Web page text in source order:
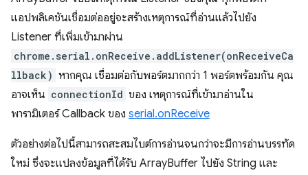
แอปพลิเคชันเชื่อมต่ออยู่จะสร้างเหตุการณ์ที่อ่านแล้วไปยัง
Listener ที่เพิ่มเข้ามาผ่าน
chrome.serial.onReceive.addListener(onReceiveCa
llback) หากคุณ เชื่อมต่อกับพอร์ตมากกว่า 1 พอร์ตพร้อมกัน คุณ
อาจเห็น connectionId ของ เหตุการณ์ที่เข้ามาอ่านใน
พารามิเตอร์ Callback ของ serial.onReceive
ตัวอย่างต่อไปนี้สามารถสะสมไบต์การอ่านจนกว่าจะมีการอ่านบรรทัด
ใหม่ ซึ่งจะแปลงข้อมูลที่ได้รับ ArrayBuffer ไปยัง String และ